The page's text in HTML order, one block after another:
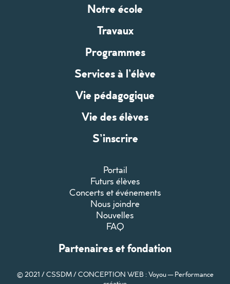
Notre école
Travaux
Programmes
Services à l’élève
Vie pédagogique
Vie des élèves
S’inscrire
Portail
Futurs élèves
Concerts et événements
Nous joindre
Nouvelles
FAQ
Partenaires et fondation
© 2021 / CSSDM /CONCEPTION WEB : Voyou — Performance